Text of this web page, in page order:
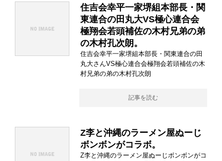
住吉会幸平一家堺組本部長・関
東連合の田丸大VS極心連合会
極翔会若頭補佐の木村兄弟の弟
の木村孔次朗。
住吉会幸平一家堺組本部長・関東連合の田
丸大さんVS極心連合会極翔会若頭補佐の木
村兄弟の弟の木村孔次朗
記事を読む
Z李と沖縄のラーメン屋ぬーじ
ボンボンがコラボ。
Z李と沖縄のラーメン屋ぬーじボンボンがコ